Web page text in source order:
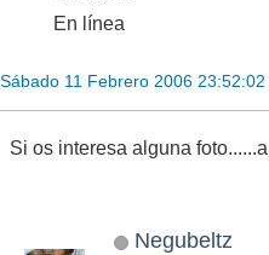
En línea
Sábado 11 Febrero 2006 23:52:02
Si os interesa alguna
Negubeltz